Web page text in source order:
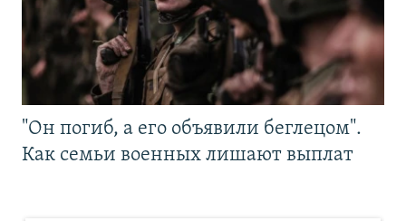
"Он погиб, а его объявили беглецом".
Как семьи военных лишают выплат